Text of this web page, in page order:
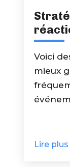
Voici
mieux
Lire plus